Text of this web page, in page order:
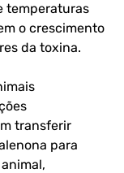
temperaturas
o crescimento
da toxina.
transferir
para